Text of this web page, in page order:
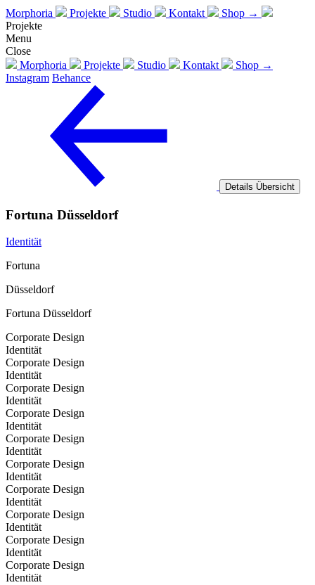
Morphoria Projekte Studio Kontakt
Shop →
Projekte
Menu
Close
Morphoria
Projekte Studio Kontakt
Shop →
Instagram Behance
Details Übersicht
Fortuna Düsseldorf
Identität
Fortuna
Düsseldorf
Fortuna Düsseldorf
Corporate Design
Identität
Corporate Design
Identität
Corporate Design
Identität
Corporate Design
Identität
Corporate Design
Identität
Corporate Design
Identität
Corporate Design
Identität
Corporate Design
Identität
Corporate Design
Identität
Corporate Design
Identität